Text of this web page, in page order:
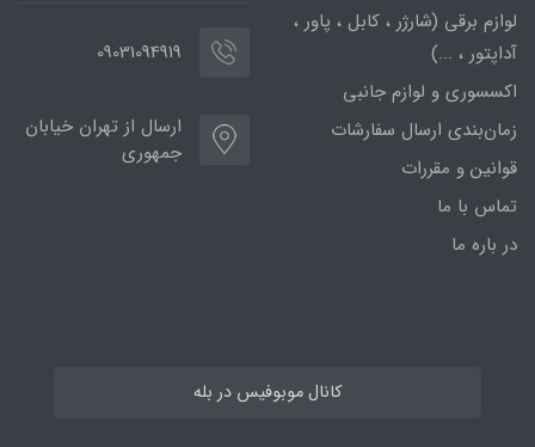
لوازم برقی (شارژر ، کابل ، پاور ،
آداپتور ، ...)
اکسسوری و لوازم جانبی
زمان‌بندی ارسال سفارشات
قوانین و مقررات
تماس با ما
در باره ما
09031094919
ارسال از تهران خیابان
جمهوری
کانال موبوفیس در بله